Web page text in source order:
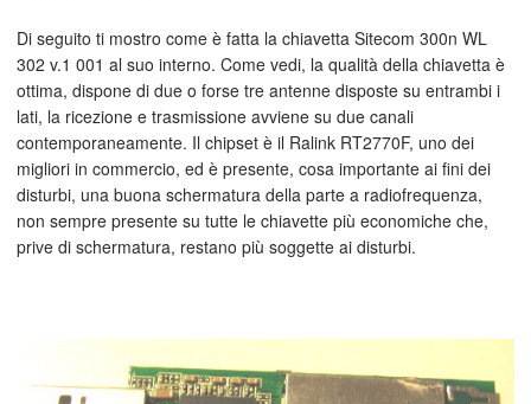
Di seguito ti mostro come è fatta la chiavetta Sitecom 300n WL
302 v.1 001 al suo interno. Come vedi, la qualità della chiavetta è
ottima, dispone di due o forse tre antenne disposte su entrambi i
lati, la ricezione e trasmissione avviene su due canali
contemporaneamente. Il chipset è il Ralink RT2770F, uno dei
migliori in commercio, ed è presente, cosa importante ai fini dei
disturbi, una buona schermatura della parte a radiofrequenza,
non sempre presente su tutte le chiavette più economiche che,
prive di schermatura, restano più soggette ai disturbi.